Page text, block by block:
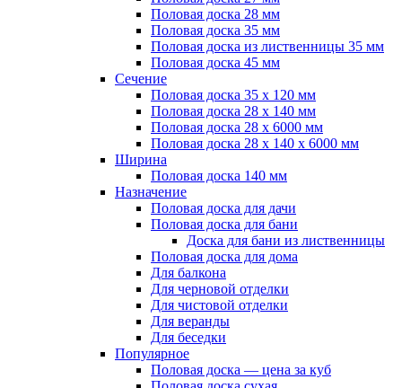
Половая доска 28 мм
Половая доска 35 мм
Половая доска из лиственницы 35 мм
Половая доска 45 мм
Сечение
Половая доска 35 х 120 мм
Половая доска 28 х 140 мм
Половая доска 28 х 6000 мм
Половая доска 28 х 140 х 6000 мм
Ширина
Половая доска 140 мм
Назначение
Половая доска для дачи
Половая доска для бани
Доска для бани из лиственницы
Половая доска для дома
Для балкона
Для черновой отделки
Для чистовой отделки
Для веранды
Для беседки
Популярное
Половая доска — цена за куб